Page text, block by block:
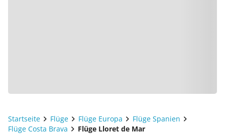
Startseite Flüge Flüge Europa
Flüge Spanien
Flüge Costa Brava
Flüge Lloret de Mar